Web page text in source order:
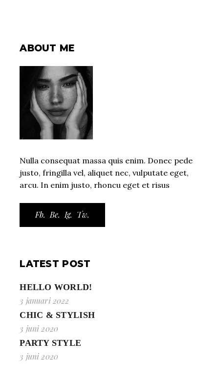
ABOUT ME
Nulla consequat massa quis enim. Donec pede
justo, fringilla vel, aliquet nec, vulputate eget,
arcu. In enim justo, rhoncu eget et risus
Fb. Be. Ig. Tw.
LATEST POST
HELLO WORLD!
3 januari 2022
CHIC & STYLISH
3 juni 2020
PARTY STYLE
3 juni 2020